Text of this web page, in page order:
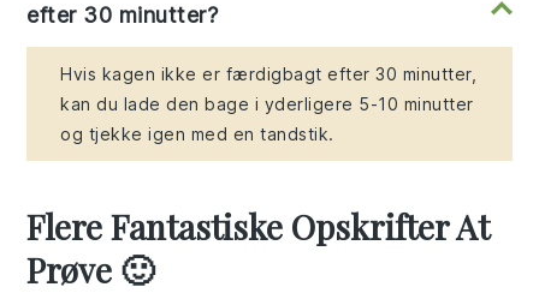
efter 30 minutter?
Hvis kagen ikke er færdigbagt efter 30 minutter,
kan du lade den bage i yderligere 5-10 minutter
og tjekke igen med en tandstik.
Flere Fantastiske Opskrifter At
Prøve 🙂